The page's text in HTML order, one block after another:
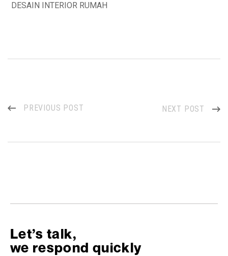
DESAIN INTERIOR RUMAH
PREVIOUS POST NEXT POST
Let’s talk,
we respond quickly